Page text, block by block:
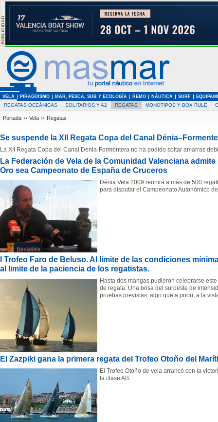
VELA PIRAGÜISMO MAR, PESCA, SUB Y ECOLOGÍA REMO NÁUTICA SURF
REGATAS OCEÁNICAS SOLITARIOS Y A2 REGATAS MONOTIPOS Y BOX RULE
Portada ›› Vela ›› Regatas
Se suspende la XII Regata Copa del Canal
La XII Regata Copa del Canal Dénia-Formentera no ha podido soltar amarras
La Federación de Vela de la Comunidad Valenciana admite
Oro sea Campeonato de España de Cruceros
Dénia Vela 2009 reunirá a más de 500
para disputar el Campeonato Autonómico
I Trofeo Faro de Beluso. Al limite de las condiciones
al limite de la paciencia de los regatistas.
Hasta dos mangas pudieron celebrarse
de regata. Una brisa del suroeste de
pruebas previstas, algo que a priori, a la
El Zazpiki gana la primera regata del Trofeo Otoño del
El Trofeo Otoño de vela arrancó con la
la clase AB.